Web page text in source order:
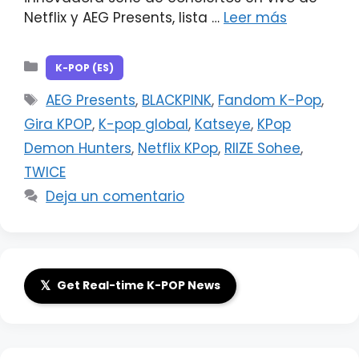
Netflix y AEG Presents, lista … Leer más
Categorías
K-POP (ES)
Etiquetas
AEG Presents, BLACKPINK, Fandom K-Pop,
Gira KPOP, K-pop global, Katseye, KPop
Demon Hunters, Netflix KPop, RIIZE Sohee,
TWICE
Deja un comentario
𝕏 Get Real-time K-POP News